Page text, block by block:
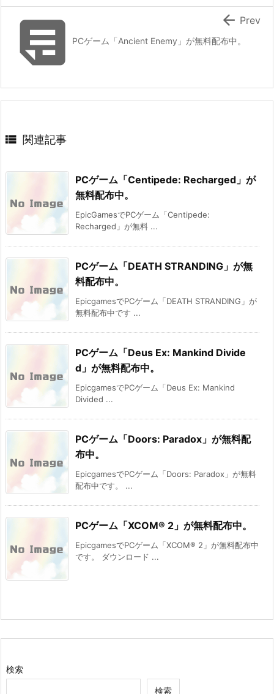
PCゲーム「Ancient Enemy」が無料配布中。
 Prev
 関連記事
PCゲーム「Centipede: Recharged」が
無料配布中。
EpicGamesでPCゲーム「Centipede:
Recharged」が無料 ...
PCゲーム「DEATH STRANDING」が無
料配布中。
EpicgamesでPCゲーム「DEATH STRANDING」が
無料配布中です ...
PCゲーム「Deus Ex: Mankind Divide
d」が無料配布中。
EpicgamesでPCゲーム「Deus Ex: Mankind
Divided ...
PCゲーム「Doors: Paradox」が無料配
布中。
EpicgamesでPCゲーム「Doors: Paradox」が無料
配布中です。 ...
PCゲーム「XCOM® 2」が無料配布中。
EpicgamesでPCゲーム「XCOM® 2」が無料配布中
です。 ダウンロード ...
検索
検索